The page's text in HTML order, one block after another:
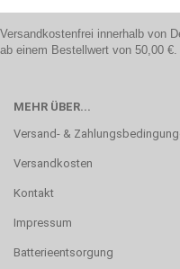
Versandkostenfrei innerhalb von
ab einem Bestellwert von 50,00 €.
MEHR ÜBER...
Versand- &
Versandkosten
Kontakt
Impressum
Batterieentsorgung